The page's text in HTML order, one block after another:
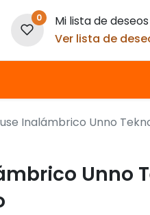
0
Mi lista de deseos
Ver lista de
Inalámbrico Unno
Unno